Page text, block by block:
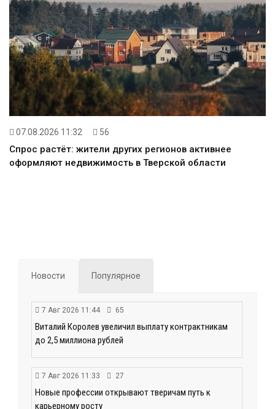
07.08.2026 11:32 56
Спрос растёт: жители других регионов активнее
оформляют недвижимость в Тверской области
Новости Популярное
7 Авг 2026 11:44 65
Виталий Королев увеличил выплату контрактникам
до 2,5 миллиона рублей
7 Авг 2026 11:33 27
Новые профессии открывают тверичам путь к
карьерному росту